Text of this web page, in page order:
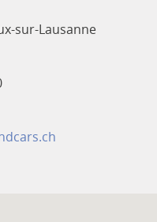
sur-Lausanne